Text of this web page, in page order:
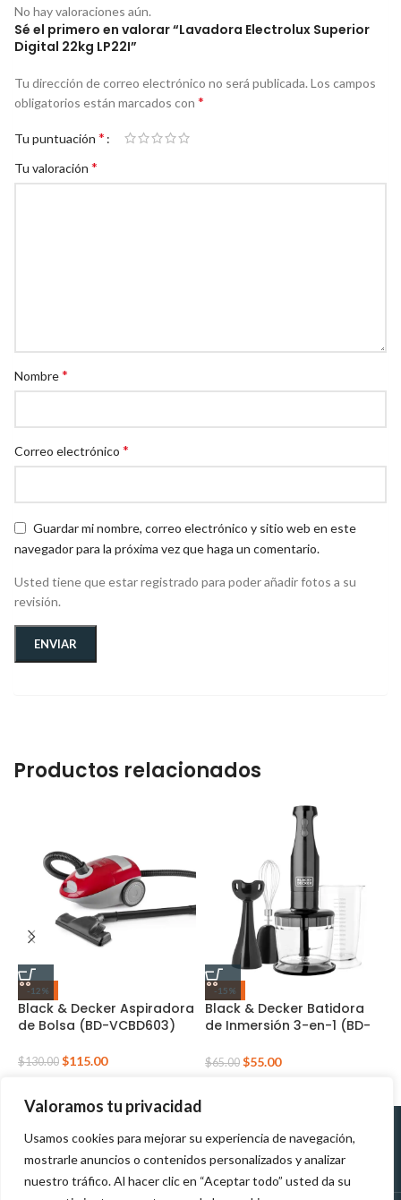
Valoramos tu privacidad
Usamos cookies para mejorar su experiencia de navegación,
mostrarle anuncios o contenidos personalizados y analizar
nuestro tráfico. Al hacer clic en “Aceptar todo” usted da su
No hay valoraciones aún.
Sé el primero en valorar “Lavadora Electrolux Superior
Digital 22kg LP22I”
Tu dirección de correo electrónico no será publicada. Los campos
obligatorios están marcados con *
Tu puntuación *
Tu valoración *
Nombre*
Correo electrónico *
Guardar mi nombre, correo electrónico y sitio web en este
navegador para la próxima vez que haga un comentario.
Usted tiene que estar registrado para poder añadir fotos a su
revisión.
Productos relacionados
-12%
Black & Decker Aspiradora
de Bolsa (BD-VCBD603)
$130.00 $115.00
-15%
Black & Decker Batidora
de Inmersión 3-en-1 (BD-
$65.00 $55.00
Políticas de
Devolución
Políticas de tratamiento de
datos personales